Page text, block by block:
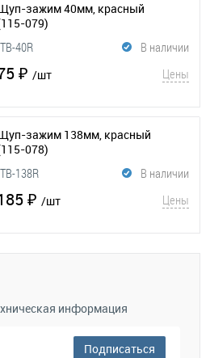
зажим 40мм, красный
079)
В наличии
40R
₽ /шт Цены
зажим 138мм, красный
078)
В наличии
138R
₽ /шт Цены
информация
Подписаться